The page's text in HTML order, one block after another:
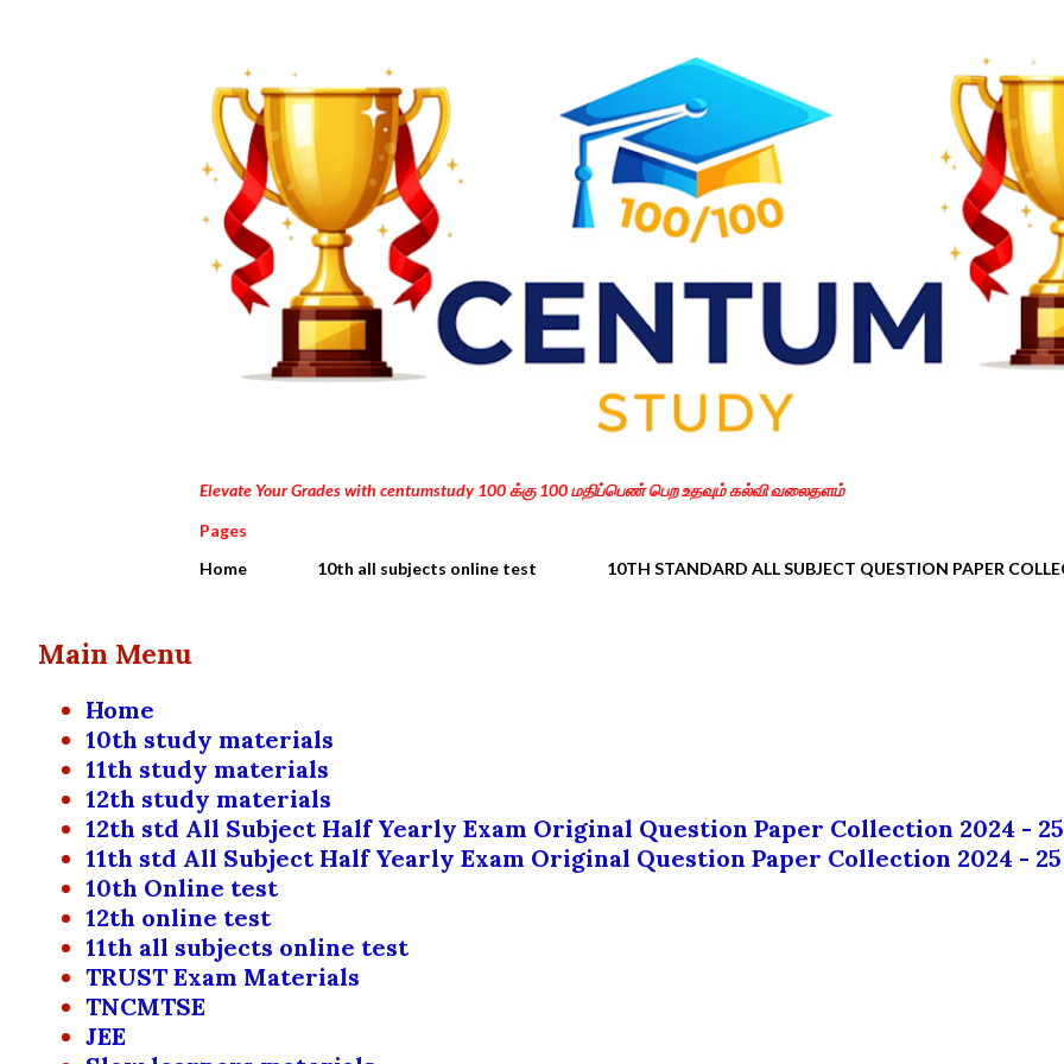
Elevate Your Grades with centumstudy 100 க்கு 100 மதிப்பெண் பெற உதவும் கல்வி வலைதளம்
Pages
Home
10th all subjects online test 10TH STANDARD ALL SUBJECT QUESTION PAPER
Main Menu
Home
10th study materials
11th study materials
12th study materials
12th std All Subject Half Yearly Exam Original Question Paper Collection 2024 - 25
11th std All Subject Half Yearly Exam Original Question Paper Collection 2024 - 25
10th Online test
12th online test
11th all subjects online test
TRUST Exam Materials
TNCMTSE
JEE